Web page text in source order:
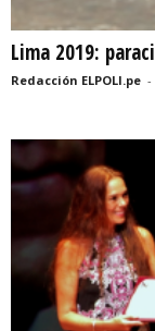
Lima 2019:
Redacción ELPOLI.pe -